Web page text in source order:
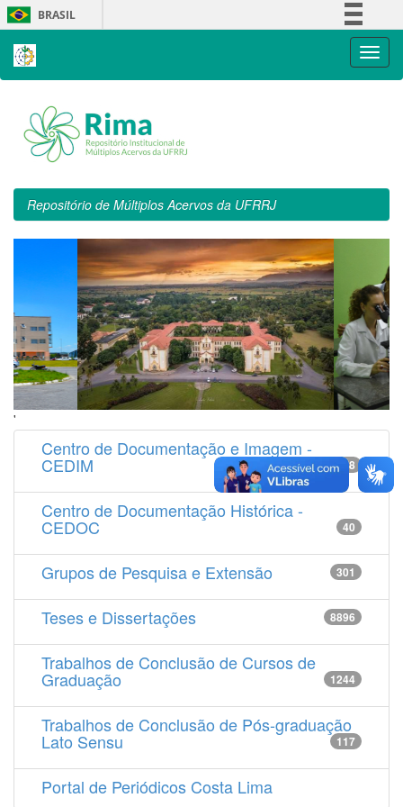
Skip
navigation
BRASIL
Repositório de Múltiplos Acervos da UFRRJ
'
Centro de Documentação e Imagem -
CEDIM 14538
Centro de Documentação Histórica -
CEDOC 40
Grupos de Pesquisa e Extensão 301
Teses e Dissertações 8896
Trabalhos de Conclusão de Cursos de
Graduação 1244
Trabalhos de Conclusão de Pós-graduação
Lato Sensu 117
Portal de Periódicos Costa Lima